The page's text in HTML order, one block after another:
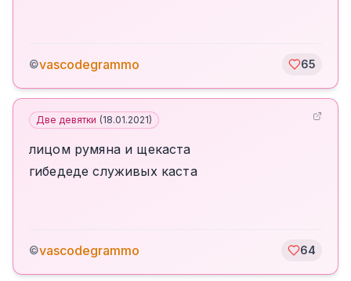
©vascodegrammo 65
Две девятки (18.01.2021)
лицом румяна и щекаста
гибедеде служивых каста
©vascodegrammo 64